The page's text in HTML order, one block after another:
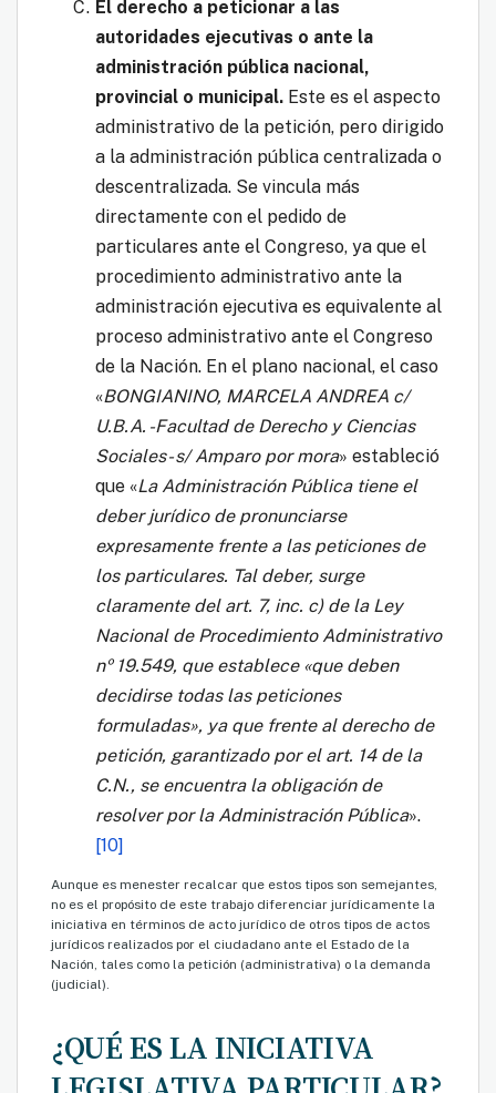
El derecho a peticionar a las
autoridades ejecutivas o ante la
administración pública nacional,
provincial o municipal. Este es el aspecto
administrativo de la petición, pero dirigido
a la administración pública centralizada o
descentralizada. Se vincula más
directamente con el pedido de
particulares ante el Congreso, ya que el
procedimiento administrativo ante la
administración ejecutiva es equivalente al
proceso administrativo ante el Congreso
de la Nación. En el plano nacional, el caso
«BONGIANINO, MARCELA ANDREA c/
U.B.A. -Facultad de Derecho y Ciencias
Sociales- s/ Amparo por mora» estableció
que «La Administración Pública tiene el
deber jurídico de pronunciarse
expresamente frente a las peticiones de
los particulares. Tal deber, surge
claramente del art. 7, inc. c) de la Ley
Nacional de Procedimiento Administrativo
nº 19.549, que establece «que deben
decidirse todas las peticiones
formuladas», ya que frente al derecho de
petición, garantizado por el art. 14 de la
C.N., se encuentra la obligación de
resolver por la Administración Pública».
[10]
Aunque es menester recalcar que estos tipos son semejantes,
no es el propósito de este trabajo diferenciar jurídicamente la
iniciativa en términos de acto jurídico de otros tipos de actos
jurídicos realizados por el ciudadano ante el Estado de la
Nación, tales como la petición (administrativa) o la demanda
(judicial).
¿QUÉ ES LA INICIATIVA